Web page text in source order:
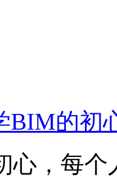
BIM的初
心，每